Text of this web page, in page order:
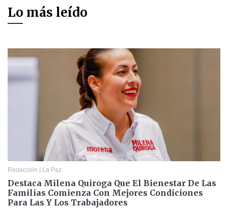
Lo más leído
Redacción | La Paz
Destaca Milena Quiroga Que El Bienestar De Las
Familias Comienza Con Mejores Condiciones
Para Las Y Los Trabajadores